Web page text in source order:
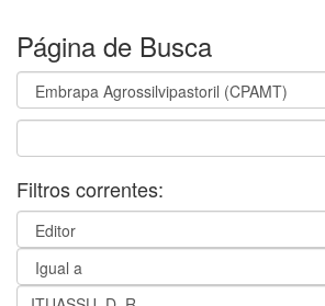
Página de Busca
Filtros correntes: